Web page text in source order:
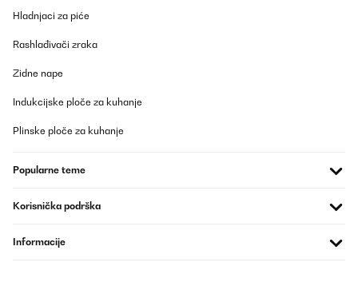
Hladnjaci za piće
Rashlađivači zraka
Zidne nape
Indukcijske ploče za kuhanje
Plinske ploče za kuhanje
Popularne teme
Korisnička podrška
Informacije